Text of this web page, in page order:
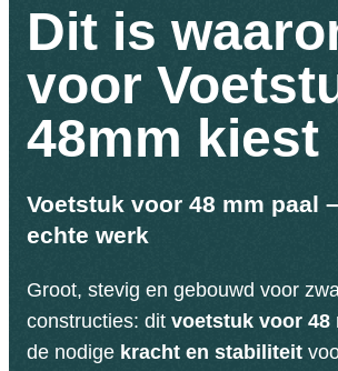
Dit is
voor
48mm kiest
Voetstuk voor 48 mm paal
echte werk
Groot, stevig en gebouwd voor
constructies: dit voetstuk voor 48
de nodige kracht en stabiliteit